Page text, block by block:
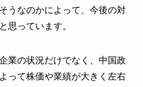
うなのかによって、今後の対
思っています。
業の状況だけでなく、中国政
って株価や業績が大きく左右